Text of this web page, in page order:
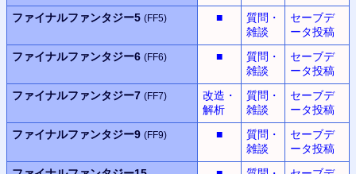
ファイナルファンタジー5 (FF5) ■
質問・
雑談
セーブデ
ータ投稿
ファイナルファンタジー6 (FF6) ■
質問・
雑談
セーブデ
ータ投稿
ファイナルファンタジー7 (FF7)
改造・
解析
質問・
雑談
セーブデ
ータ投稿
ファイナルファンタジー9 (FF9) ■
質問・
雑談
セーブデ
ータ投稿